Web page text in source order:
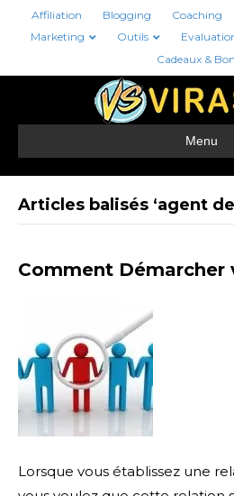
Affiliation Blogging Coaching
Marketing
Outils
Cadeaux &
Menu
Articles balisés ‘agent
Comment Démarcher
Lorsque vous établissez une